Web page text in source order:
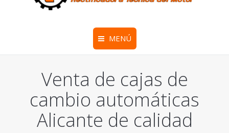
MENÚ
Venta de cajas de
cambio automáticas
Alicante de calidad